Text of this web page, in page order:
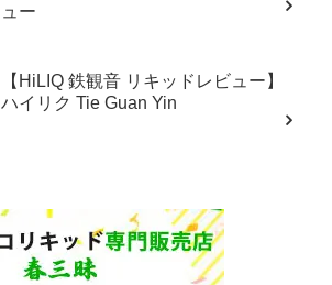
ュー
【HiLIQ 鉄観音 リキッドレビュー】
ハイリク Tie Guan Yin